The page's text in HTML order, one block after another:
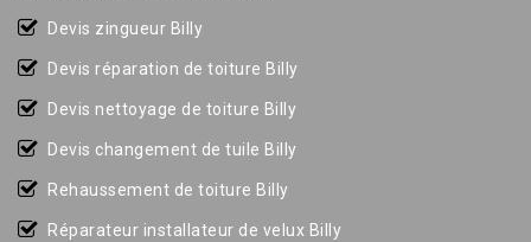
Devis zingueur Billy
Devis réparation de toiture Billy
Devis nettoyage de toiture Billy
Devis changement de tuile Billy
Rehaussement de toiture Billy
Réparateur installateur de velux Billy